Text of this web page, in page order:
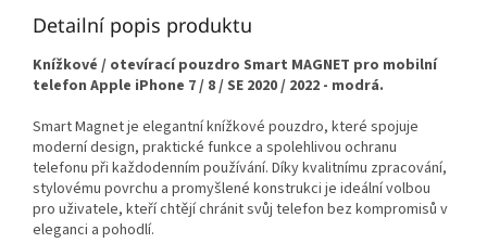
Detailní popis produktu
Knížkové / otevírací pouzdro Smart MAGNET pro mobilní
telefon Apple iPhone 7 / 8 / SE 2020 / 2022 - modrá.
Smart Magnet je elegantní knížkové pouzdro, které spojuje
moderní design, praktické funkce a spolehlivou ochranu
telefonu při každodenním používání. Díky kvalitnímu zpracování,
stylovému povrchu a promyšlené konstrukci je ideální volbou
pro uživatele, kteří chtějí chránit svůj telefon bez kompromisů v
eleganci a pohodlí.